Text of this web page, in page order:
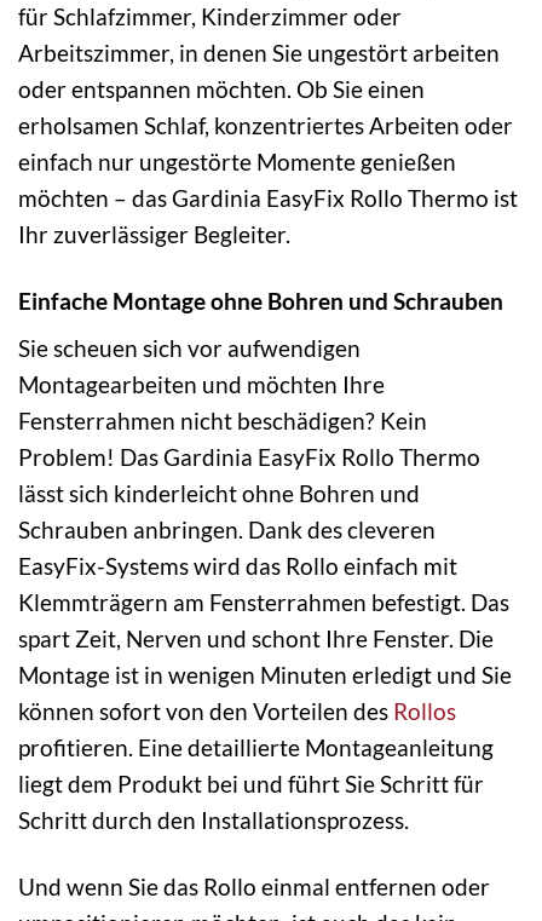
für Schlafzimmer, Kinderzimmer oder
Arbeitszimmer, in denen Sie ungestört arbeiten
oder entspannen möchten. Ob Sie einen
erholsamen Schlaf, konzentriertes Arbeiten oder
einfach nur ungestörte Momente genießen
möchten – das Gardinia EasyFix Rollo Thermo ist
Ihr zuverlässiger Begleiter.
Einfache Montage ohne Bohren und Schrauben
Sie scheuen sich vor aufwendigen
Montagearbeiten und möchten Ihre
Fensterrahmen nicht beschädigen? Kein
Problem! Das Gardinia EasyFix Rollo Thermo
lässt sich kinderleicht ohne Bohren und
Schrauben anbringen. Dank des cleveren
EasyFix-Systems wird das Rollo einfach mit
Klemmträgern am Fensterrahmen befestigt. Das
spart Zeit, Nerven und schont Ihre Fenster. Die
Montage ist in wenigen Minuten erledigt und Sie
können sofort von den Vorteilen des Rollos
profitieren. Eine detaillierte Montageanleitung
liegt dem Produkt bei und führt Sie Schritt für
Schritt durch den Installationsprozess.
Und wenn Sie das Rollo einmal entfernen oder